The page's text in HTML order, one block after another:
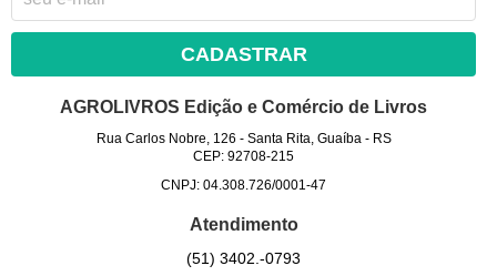
CADASTRAR
AGROLIVROS Edição e Comércio de Livros
Rua Carlos Nobre, 126 - Santa Rita, Guaíba- RS
CEP: 92708-215
CNPJ: 04.308.726/0001-47
Atendimento
(51) 3402.-0793